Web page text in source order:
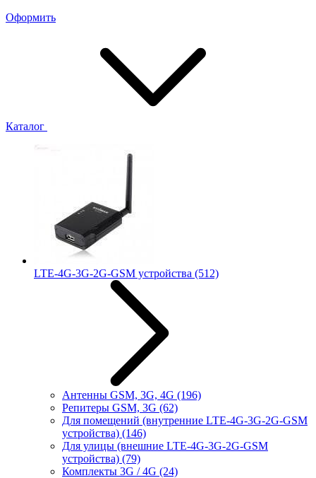
Оформить
Каталог
LTE-4G-3G-2G-GSM устройства (512)
Антенны GSM, 3G, 4G (196)
Репитеры GSM, 3G (62)
Для помещений (внутренние LTE-4G-3G-2G-GSM
устройства) (146)
Для улицы (внешние LTE-4G-3G-2G-GSM
устройства) (79)
Комплекты 3G / 4G (24)